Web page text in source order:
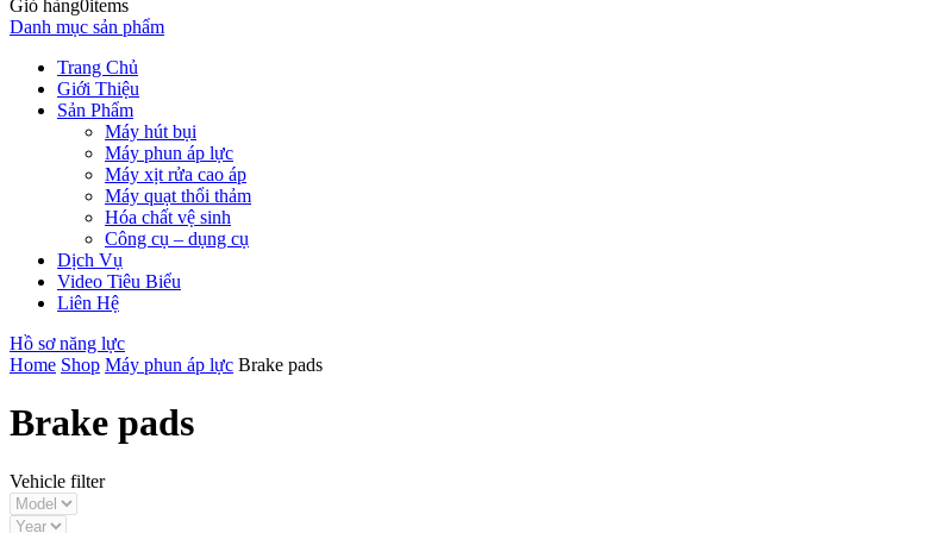
Giỏ hàng0items
Danh mục sản phẩm
Trang Chủ
Giới Thiệu
Sản Phẩm
Máy hút bụi
Máy phun áp lực
Máy xịt rửa cao áp
Máy quạt thổi thảm
Hóa chất vệ sinh
Công cụ – dụng cụ
Dịch Vụ
Video Tiêu Biểu
Liên Hệ
Hồ sơ năng lực
Home Shop Máy phun áp lực Brake pads
Brake pads
Vehicle filter